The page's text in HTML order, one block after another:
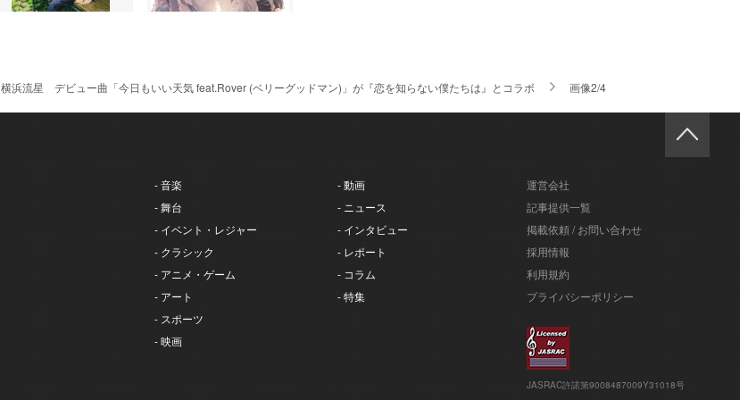
横浜流星 デビュー曲「今日もいい天気 feat.Rover (ベリーグッドマン)」が『恋を知らない僕たちは』とコラボ 画像2/4
- 音楽
- 舞台
- イベント・レジャー
- クラシック
- アニメ・ゲーム
- アート
- スポーツ
- 映画
- 動画
- ニュース
- インタビュー
- レポート
- コラム
- 特集
運営会社
記事提供一覧
掲載依頼 / お問い合わせ
採用情報
利用規約
プライバシーポリシー
JASRAC許諾第9008487009Y31018号